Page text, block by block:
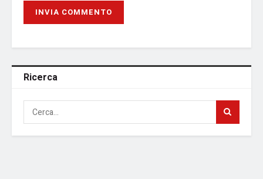
Ricerca